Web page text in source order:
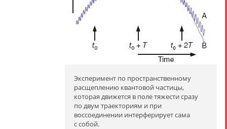
Эксперимент по пространственному
расщеплению квантовой частицы,
которая движется в поле тяжести сразу
по двум траекториям и при
воссоединении интерферирует сама
с собой.